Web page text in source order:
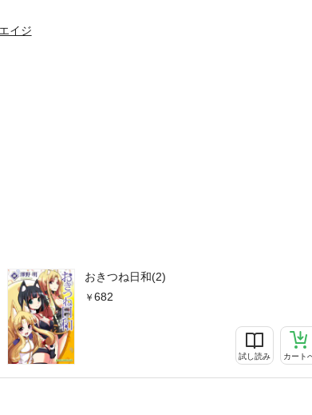
おきつね日和(2)
682
試し読み カート
イジ